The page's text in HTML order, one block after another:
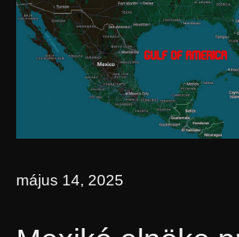
május 14, 2025